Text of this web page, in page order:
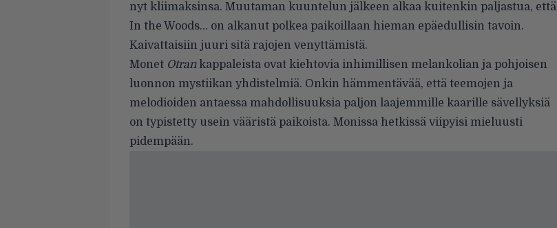
nyt kliimaksin­sa. Muutaman kuuntelun jälkeen alkaa kuitenkin paljastua, että
In the Woods… on alkanut polkea paikoillaan hieman epäedullisin ta­voin.
Kaivattaisiin juuri sitä rajojen venyttämistä.
Monet Otran kappaleista ovat kiehtovia inhimillisen melankolian ja pohjoisen
luonnon mystiikan yh­distelmiä. Onkin hämmentävää, että teemojen ja
melodioiden antaessa mahdollisuuksia paljon laajemmil­le kaarille sävellyksiä
on typistetty usein vääristä paikoista. Monissa het­kissä viipyisi mieluusti
pidempään.